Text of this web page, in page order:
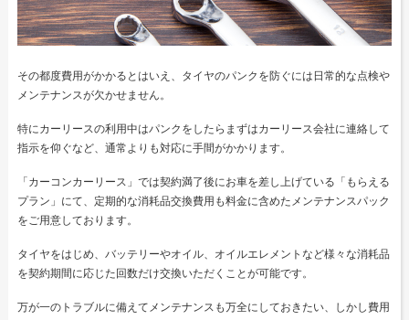
その都度費用がかかるとはいえ、タイヤのパンクを防ぐには日常的な点検や
メンテナンスが欠かせません。
特にカーリースの利用中はパンクをしたらまずはカーリース会社に連絡して
指示を仰ぐなど、通常よりも対応に手間がかかります。
「カーコンカーリース」では契約満了後にお車を差し上げている「もらえる
プラン」にて、定期的な消耗品交換費用も料金に含めたメンテナンスパック
をご用意しております。
タイヤをはじめ、バッテリーやオイル、オイルエレメントなど様々な消耗品
を契約期間に応じた回数だけ交換いただくことが可能です。
万が一のトラブルに備えてメンテナンスも万全にしておきたい、しかし費用